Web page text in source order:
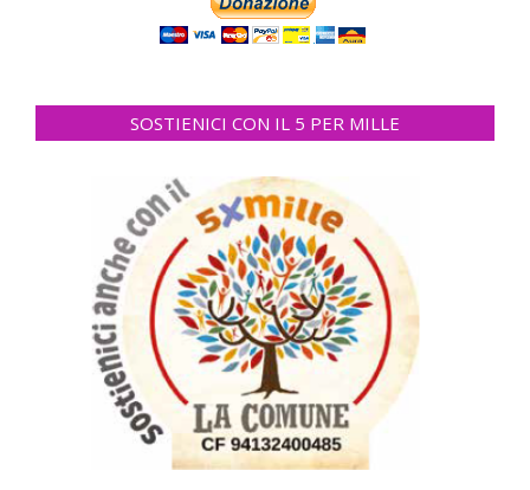
SOSTIENICI CON IL 5 PER MILLE